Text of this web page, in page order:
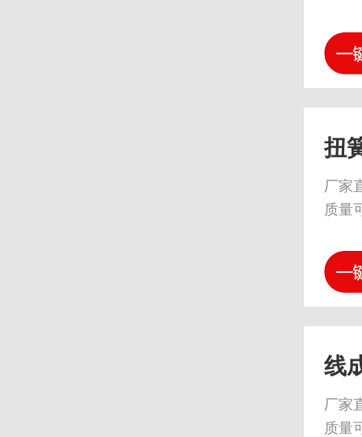
扭
厂家
质量
线
厂家
质量